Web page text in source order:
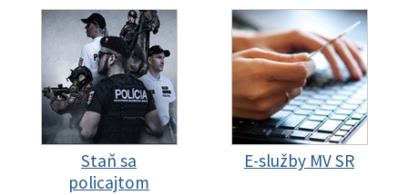
Staň sa
policajtom
E-služby MV SR